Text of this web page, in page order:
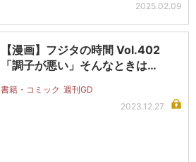
2025.02.09
【漫画】フジタの時間 Vol.402
「調子が悪い」そんなときは…
書籍・コミック 週刊GD
2023.12.27